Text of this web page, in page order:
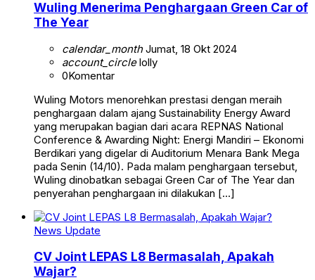
Wuling Menerima Penghargaan Green Car of
The Year
calendar_monthJumat, 18 Okt 2024
account_circlelolly
0Komentar
Wuling Motors menorehkan prestasi dengan meraih
penghargaan dalam ajang Sustainability Energy Award
yang merupakan bagian dari acara REPNAS National
Conference & Awarding Night: Energi Mandiri – Ekonomi
Berdikari yang digelar di Auditorium Menara Bank Mega
pada Senin (14/10). Pada malam penghargaan tersebut,
Wuling dinobatkan sebagai Green Car of The Year dan
penyerahan penghargaan ini dilakukan […]
News Update
CV Joint LEPAS L8 Bermasalah, Apakah
Wajar?